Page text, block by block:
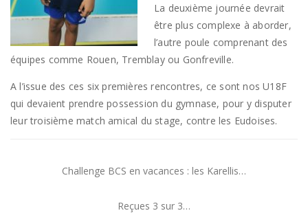
La deuxième journée devrait
être plus complexe à aborder,
l’autre poule comprenant des
équipes comme Rouen, Tremblay ou Gonfreville.
A l’issue des ces six premières rencontres, ce sont nos U18F
qui devaient prendre possession du gymnase, pour y disputer
leur troisième match amical du stage, contre les Eudoises.
Challenge BCS en vacances : les Karellis…
Reçues 3 sur 3…